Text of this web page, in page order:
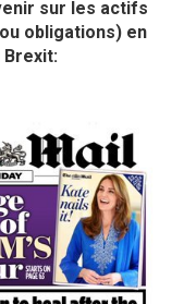
sur les actifs
obligations) en
Brexit: